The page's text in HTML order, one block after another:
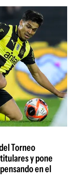
Torneo
y pone
en el